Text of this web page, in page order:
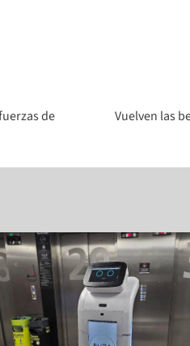
de
Vuelven las